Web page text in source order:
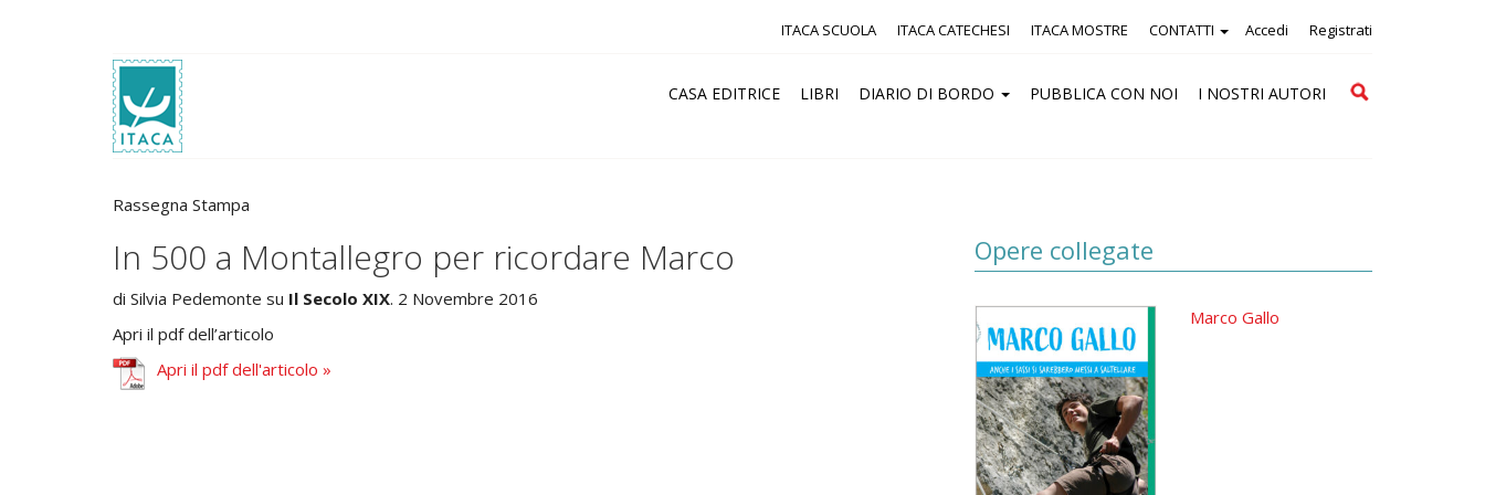
Accedi Registrati
ITACA SCUOLA ITACA CATECHESI ITACA MOSTRE CONTATTI
CASA EDITRICE LIBRI DIARIO DI BORDO PUBBLICA CON NOI I NOSTRI AUTORI
Cerca
Rassegna Stampa
In 500 a Montallegro per ricordare Marco
di Silvia Pedemonte su Il Secolo XIX. 2 Novembre 2016
Apri il pdf dell’articolo
Apri il pdf dell'articolo »
Opere collegate
Marco Gallo